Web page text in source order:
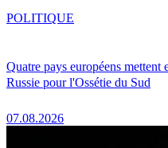
Quatre pays européens mettent
Russie pour l'Ossétie du Sud
07.08.2026
POLITIQUE